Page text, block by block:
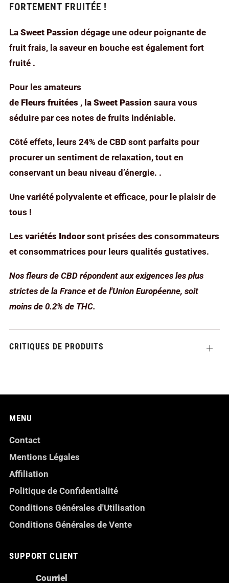
FORTEMENT FRUITÉE !
La Sweet Passion dégage une odeur poignante de
fruit frais, la saveur en bouche est également fort
fruité .
Pour les amateurs
de Fleurs fruitées , la Sweet Passion saura vous
séduire par ces notes de fruits indéniable.
Côté effets, leurs 24% de CBD sont parfaits pour
procurer un sentiment de relaxation, tout en
conservant un beau niveau d’énergie. .
Une variété polyvalente et efficace, pour le plaisir de
tous !
Les variétés Indoorsont prisées des consommateurs
et consommatrices pour leurs qualités gustatives.
Nos fleurs de CBD répondent aux exigences les plus
strictes de la France et de l'Union Européenne, soit
moins de 0.2% de THC.
CRITIQUES DE PRODUITS Ouvrir
MENU
Contact
Mentions Légales
Affiliation
Politique de Confidentialité
Conditions Générales d'Utilisation
Conditions Générales de Vente
SUPPORT CLIENT
Courriel